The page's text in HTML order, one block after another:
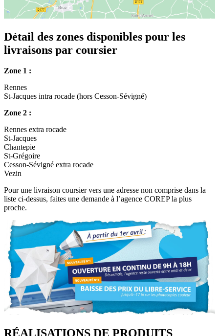
Détail des zones disponibles pour les
livraisons par coursier
Zone 1 :
Rennes
St-Jacques intra rocade (hors Cesson-Sévigné)
Zone 2 :
Rennes extra rocade
St-Jacques
Chantepie
St-Grégoire
Cesson-Sévigné extra rocade
Vezin
Pour une livraison coursier vers une adresse non comprise dans la
liste ci-dessus, faites une demande à l’agence COREP la plus
proche.
RÉALISATIONS DE PRODUITS